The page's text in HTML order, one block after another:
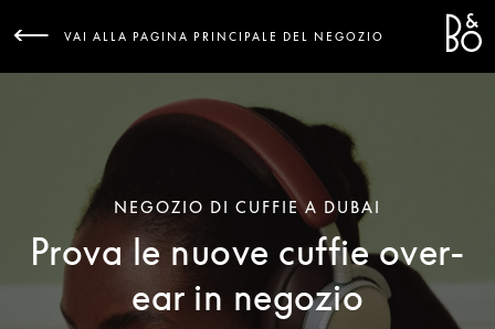
VAI ALLA PAGINA PRINCIPALE DEL NEGOZIO
NEGOZIO DI CUFFIE A DUBAI
Prova le nuove cuffie over-
ear in negozio